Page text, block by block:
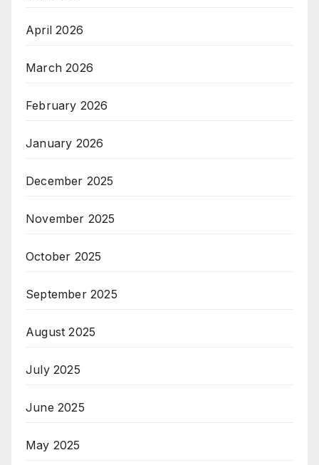
April 2026
March 2026
February 2026
January 2026
December 2025
November 2025
October 2025
September 2025
August 2025
July 2025
June 2025
May 2025